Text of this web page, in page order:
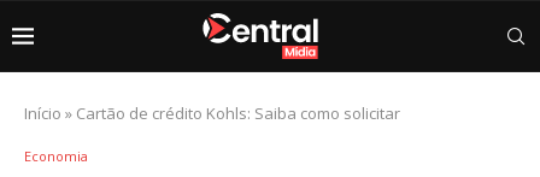
Início » Cartão de crédito Kohls: Saiba como solicitar
Economia